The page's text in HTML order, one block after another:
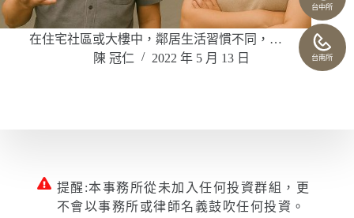
在住宅社區或大樓中，鄰居生活習慣不同，…
陳 冠仁
2022 年 5 月 13 日
提醒:本事務所從未加入任何投資群組，更
不會以事務所或律師名義鼓吹任何投資。
台中所
台南所